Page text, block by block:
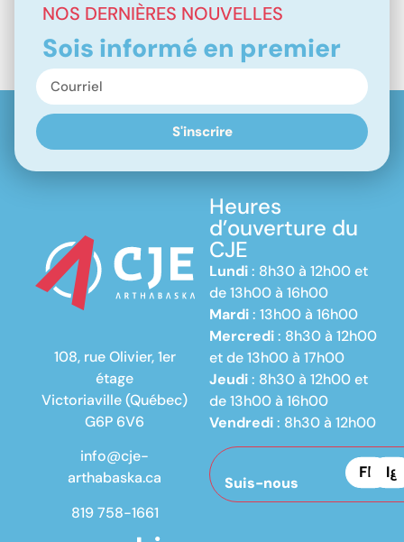
NOS DERNIÈRES NOUVELLES
Sois informé en premier
S'inscrire
108, rue Olivier, 1er
étage
Victoriaville (Québec)
G6P 6V6
info@cje-
arthabaska.ca
819 758-1661
Heures
d’ouverture du
CJE
Lundi: 8h30 à 12h00 et
de 13h00 à 16h00
Mardi: 13h00 à 16h00
Mercredi: 8h30 à 12h00
et de 13h00 à 17h00
Jeudi: 8h30 à 12h00 et
de 13h00 à 16h00
Vendredi: 8h30 à 12h00
Suis-nous